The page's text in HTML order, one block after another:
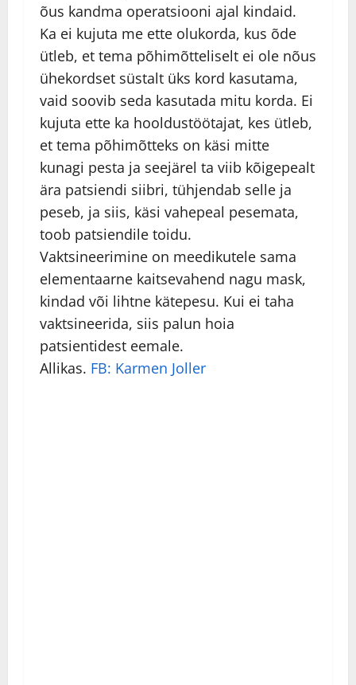
õus kandma operatsiooni ajal kindaid.
Ka ei kujuta me ette olukorda, kus õde
ütleb, et tema põhimõtteliselt ei ole nõus
ühekordset süstalt üks kord kasutama,
vaid soovib seda kasutada mitu korda. Ei
kujuta ette ka hooldustöötajat, kes ütleb,
et tema põhimõtteks on käsi mitte
kunagi pesta ja seejärel ta viib kõigepealt
ära patsiendi siibri, tühjendab selle ja
peseb, ja siis, käsi vahepeal pesemata,
toob patsiendile toidu.
Vaktsineerimine on meedikutele sama
elementaarne kaitsevahend nagu mask,
kindad või lihtne kätepesu. Kui ei taha
vaktsineerida, siis palun hoia
patsientidest eemale.
Allikas. FB: Karmen Joller